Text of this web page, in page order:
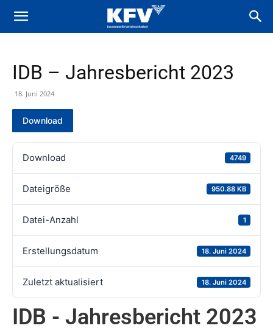
IDB – Jahresbericht 2023
18. Juni 2024
Download
Download 4749
Dateigröße 950.88 KB
Datei-Anzahl 1
Erstellungsdatum 18. Juni 2024
Zuletzt aktualisiert 18. Juni 2024
IDB - Jahresbericht 2023